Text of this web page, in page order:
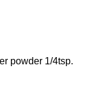
powder 1/4tsp.